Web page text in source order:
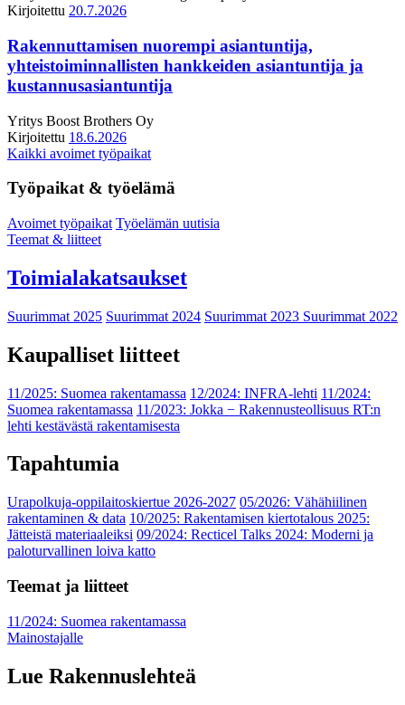
Kirjoitettu 20.7.2026
Rakennuttamisen nuorempi asiantuntija,
yhteistoiminnallisten hankkeiden asiantuntija ja
kustannusasiantuntija
Yritys Boost Brothers Oy
Kirjoitettu 18.6.2026
Kaikki avoimet työpaikat
Työpaikat & työelämä
Avoimet työpaikat Työelämän uutisia
Teemat & liitteet
Toimialakatsaukset
Suurimmat 2025 Suurimmat 2024 Suurimmat 2023 Suurimmat 2022
Kaupalliset liitteet
11/2025: Suomea rakentamassa 12/2024: INFRA-lehti 11/2024:
Suomea rakentamassa 11/2023: Jokka − Rakennusteollisuus RT:n
lehti kestävästä rakentamisesta
Tapahtumia
Urapolkuja-oppilaitoskiertue 2026-2027 05/2026: Vähähiilinen
rakentaminen & data 10/2025: Rakentamisen kiertotalous 2025:
Jätteistä materiaaleiksi 09/2024: Recticel Talks 2024: Moderni ja
paloturvallinen loiva katto
Teemat ja liitteet
11/2024: Suomea rakentamassa
Mainostajalle
Lue Rakennuslehteä